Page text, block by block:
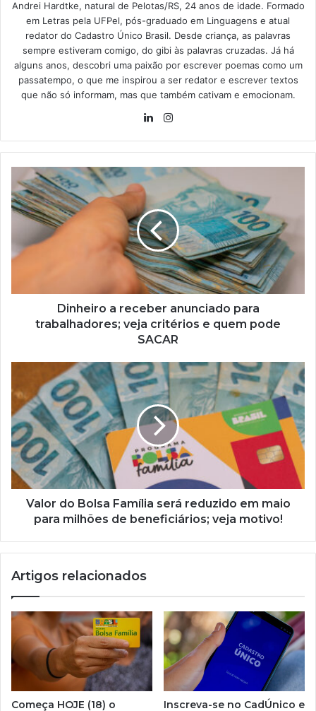
Andrei Hardtke, natural de Pelotas/RS, 24 anos de idade. Formado
em Letras pela UFPel, pós-graduado em Linguagens e atual
redator do Cadastro Único Brasil. Desde criança, as palavras
sempre estiveram comigo, do gibi às palavras cruzadas. Já há
alguns anos, descobri uma paixão por escrever poemas como um
passatempo, o que me inspirou a ser redator e escrever textos
que não só informam, mas que também cativam e emocionam.
Linkedin
Dinheiro
receber
anunciado
trabalhadores;
veja
e
Dinheiro a receber anunciado para
trabalhadores; veja critérios e quem pode
SACAR
Bolsa
Família
será
reduzido
em
maio
para
milhões
Valor do Bolsa Família será reduzido em maio
para milhões de beneficiários; veja motivo!
Artigos relacionados
Começa HOJE (18) o
Inscreva-se no CadÚnico e